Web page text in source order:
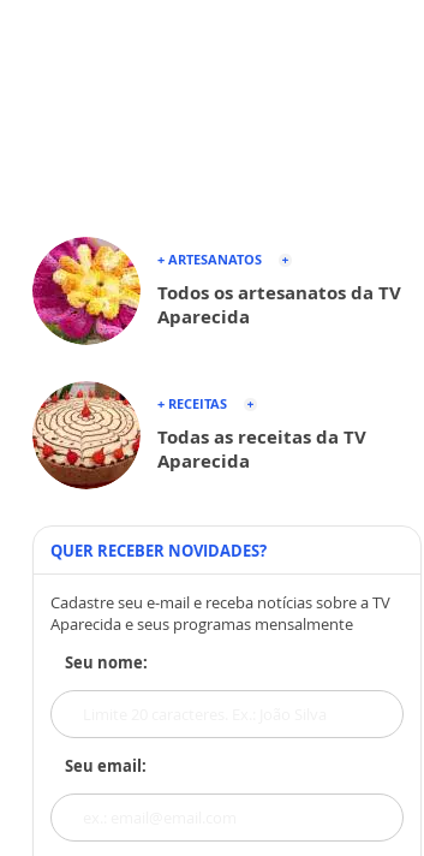
+ ARTESANATOS
Todos os artesanatos da TV
Aparecida
+ RECEITAS
Todas as receitas da TV
Aparecida
QUER RECEBER NOVIDADES?
Cadastre seu e-mail e receba notícias sobre a TV
Aparecida e seus programas mensalmente
Seu nome:
Seu email: